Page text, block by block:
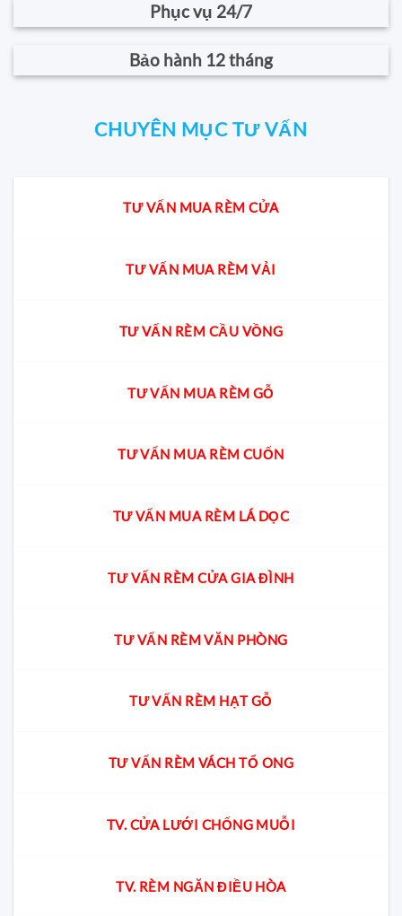
Phục vụ 24/7
Bảo hành 12 tháng
CHUYÊN MỤC TƯ VẤN
TƯ VẤN MUA RÈM CỬA
TƯ VẤN MUA RÈM VẢI
TƯ VẤN RÈM CẦU VỒNG
TƯ VẤN MUA RÈM GỖ
TƯ VẤN MUA RÈM CUỐN
TƯ VẤN MUA RÈM LÁ DỌC
TƯ VẤN RÈM CỬA GIA ĐÌNH
TƯ VẤN RÈM VĂN PHÒNG
TƯ VẤN RÈM HẠT GỖ
TƯ VẤN RÈM VÁCH TỔ ONG
TV. CỬA LƯỚI CHỐNG MUỖI
TV. RÈM NGĂN ĐIỀU HÒA